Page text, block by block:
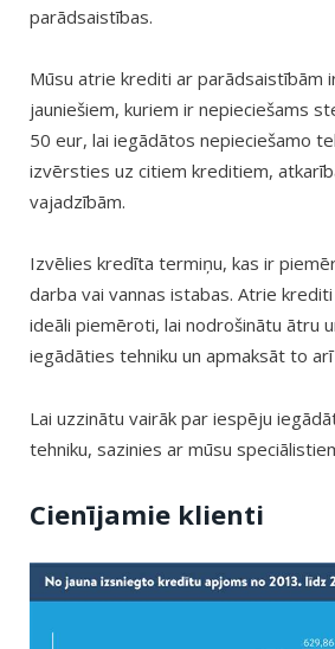
parādsaistības.
Mūsu atrie krediti ar parādsaistībām
jauniešiem, kuriem ir nepieciešams
50 eur, lai iegādātos nepieciešamo
izvērsties uz citiem kreditiem,
vajadzībām.
Izvēlies kredīta termiņu, kas ir
darba vai vannas istabas. Atrie
ideāli piemēroti, lai nodrošinātu ātru
iegādāties tehniku un apmaksāt to
Lai uzzinātu vairāk par iespēju
tehniku, sazinies ar mūsu
Cienījamie klienti